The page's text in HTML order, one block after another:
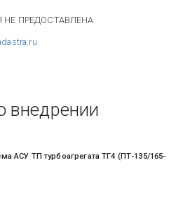
ПРЕДОСТАВЛЕНА
внедрении
АСУ ТП турбоагрегата ТГ4 (ПТ-135/165-